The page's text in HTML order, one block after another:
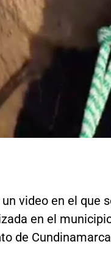
video en el que
en el
de